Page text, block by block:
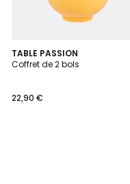
TABLE PASSION
Coffret de 2 bols
22,90 €